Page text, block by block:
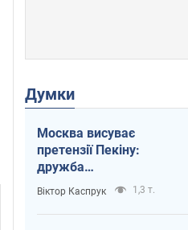
Думки
Москва висуває
претензії Пекіну:
дружба
перетворюється на
залежність Росії від
Китаю
Віктор Каспрук 1,3 т.